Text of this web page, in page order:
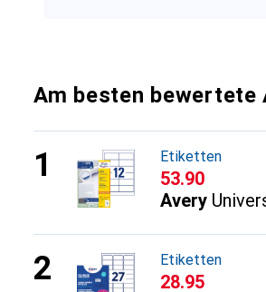
Am besten bewertete
Etiketten
CHF
53.90
Avery
Etiketten
CHF
28.95